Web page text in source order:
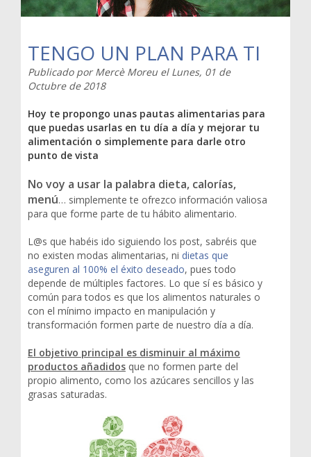
TENGO UN PLAN PARA TI
Publicado porMercè Moreu el Lunes, 01 de
Octubre de 2018
Hoy te propongo unas pautas alimentarias para
que puedas usarlas en tu día a día y mejorar tu
alimentación o simplemente para darle otro
punto de vista
No voy a usar la palabra dieta, calorías,
menú… simplemente te ofrezco información valiosa
para que forme parte de tu hábito alimentario.
L@s que habéis ido siguiendo los post, sabréis que
no existen modas alimentarias, ni dietas que
aseguren al 100% el éxito deseado, pues todo
depende de múltiples factores. Lo que sí es básico y
común para todos es que los alimentos naturales o
con el mínimo impacto en manipulación y
transformación formen parte de nuestro día a día.
El objetivo principal es disminuir al máximo
productos añadidos que no formen parte del
propio alimento, como los azúcares sencillos y las
grasas saturadas.